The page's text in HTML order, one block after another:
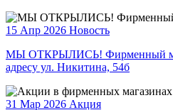
15 Апр 2026 Новость
МЫ ОТКРЫЛИСЬ! Фирменный
адресу ул. Никитина, 54б
31 Мар 2026 Акция